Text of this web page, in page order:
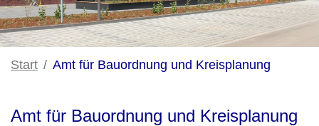
Start Amt für Bauordnung und Kreisplanung
Amt für Bauordnung und Kreisplanung